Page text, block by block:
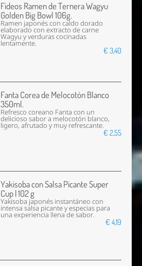
Fideos Ramen de Ternera Wagyu
Golden Big Bowl 106g.
Ramen japonés con caldo dorado
elaborado con extracto de carne
Wagyu y verduras cocinadas
lentamente.
€ 3,40
Fanta Corea de Melocotón Blanco
350ml.
Refresco coreano Fanta con un
delicioso sabor a melocotón blanco,
ligero, afrutado y muy refrescante.
€ 2,55
Yakisoba con Salsa Picante Super
Cup | 102 g
Yakisoba japonés instantáneo con
intensa salsa picante y especias para
una experiencia llena de sabor.
€ 4,19